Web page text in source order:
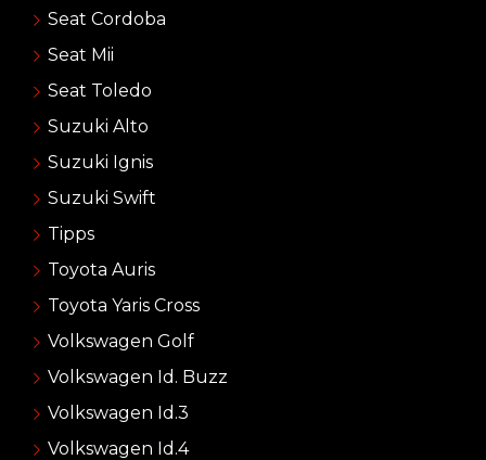
Seat Cordoba
Seat Mii
Seat Toledo
Suzuki Alto
Suzuki Ignis
Suzuki Swift
Tipps
Toyota Auris
Toyota Yaris Cross
Volkswagen Golf
Volkswagen Id. Buzz
Volkswagen Id.3
Volkswagen Id.4